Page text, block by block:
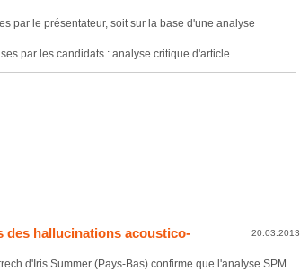
par le présentateur, soit sur la base d'une analyse
par les candidats : analyse critique d'article.
20.03.2013
des hallucinations acoustico-
d'Iris Summer (Pays-Bas) confirme que l'analyse SPM